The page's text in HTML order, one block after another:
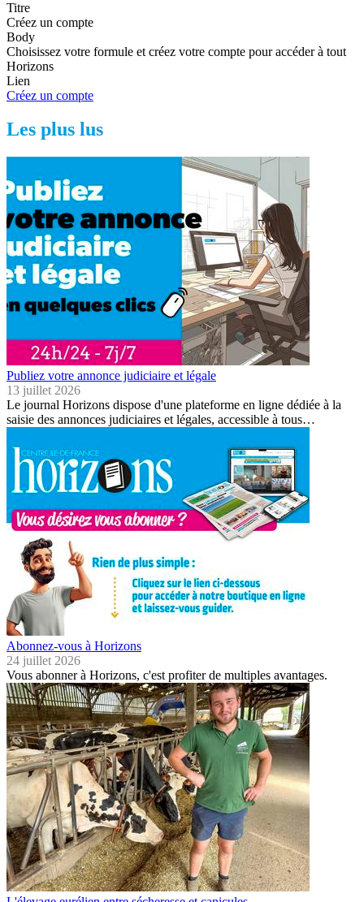
Titre
Créez un compte
Body
Choisissez votre formule et créez votre compte pour accéder à tout
Horizons
Lien
Créez un compte
Les plus lus
Publiez votre annonce judiciaire et légale
13 juillet 2026
Le journal Horizons dispose d'une plateforme en ligne dédiée à la
saisie des annonces judiciaires et légales, accessible à tous…
Abonnez-vous à Horizons
24 juillet 2026
Vous abonner à Horizons, c'est profiter de multiples avantages.